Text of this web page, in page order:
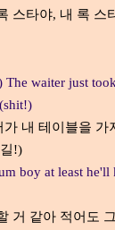
스타야, 내 록 스
waiter just
가 내 테이블을 가
!)
boy at least
거 같아 적어도